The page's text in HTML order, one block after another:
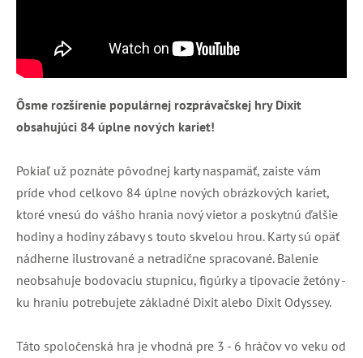
Ôsme rozšírenie populárnej rozprávačskej hry Dixit
obsahujúci 84 úplne nových kariet!
Pokiaľ už poznáte pôvodnej karty naspamäť, zaiste vám
príde vhod celkovo 84 úplne nových obrázkových kariet,
ktoré vnesú do vášho hrania nový vietor a poskytnú ďalšie
hodiny a hodiny zábavy s touto skvelou hrou. Karty sú opäť
nádherne ilustrované a netradične spracované. Balenie
neobsahuje bodovaciu stupnicu, figúrky a tipovacie žetóny -
ku hraniu potrebujete základné Dixit alebo Dixit Odyssey.
Táto spoločenská hra je vhodná pre 3 - 6 hráčov vo veku od